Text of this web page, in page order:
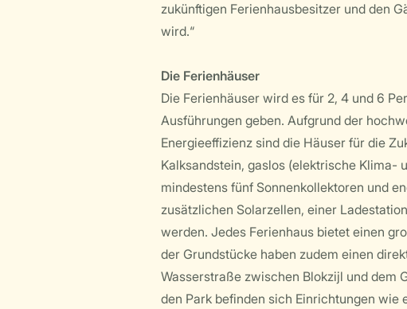
zukünftigen Ferienhausbesitzer und den
wird.“
Die Ferienhäuser
Die Ferienhäuser wird es für 2, 4 und 6
Ausführungen geben. Aufgrund der
Energieeffizienz sind die Häuser für die
Kalksandstein, gaslos (elektrische Klima-
mindestens fünf Sonnenkollektoren und
zusätzlichen Solarzellen, einer
werden. Jedes Ferienhaus bietet einen
der Grundstücke haben zudem einen
Wasserstraße zwischen Blokzijl und dem
den Park befinden sich Einrichtungen wie